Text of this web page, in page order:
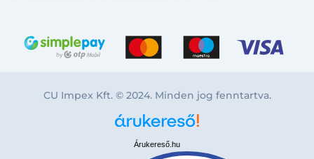
CU Impex Kft. © 2024. Minden jog fenntartva.
Árukereső.hu